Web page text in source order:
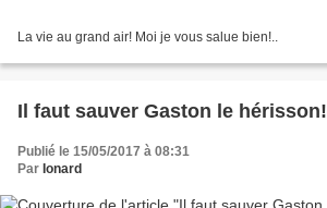
La vie au grand air! Moi je vous salue bien!..
Il faut sauver Gaston le hérisson!
Publié le 15/05/2017 à 08:31
Par Ionard